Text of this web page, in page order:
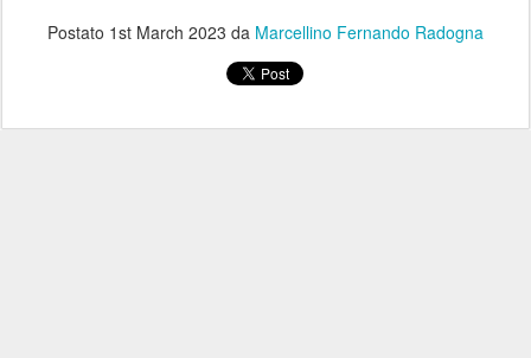
Postato 1st March 2023 da Marcellino Fernando Radogna